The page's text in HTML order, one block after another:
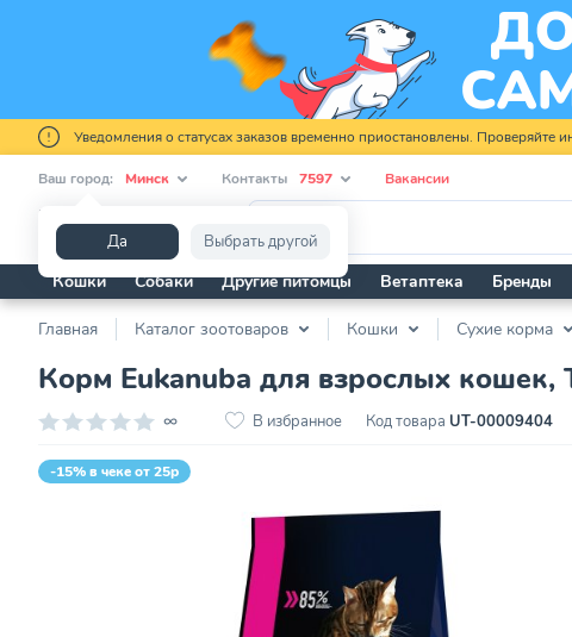
Уведомления о статусах заказов временно приостановлены.
Ваш город: Минск
Да Выбрать другой
Контакты 7597 Вакансии
Кошки Собаки Другие питомцы Ветаптека Бренды
Главная Каталог зоотоваров Кошки Сухие корма
Корм Eukanuba для взрослых кошек,
∞ В избранное Код товара UT-00009404
-15% в чеке от 25р